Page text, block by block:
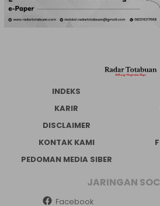
INDEKS
KARIR
DISCLAIMER
KONTAK KAMI
PEDOMAN MEDIA SIBER
JARINGAN
Facebook